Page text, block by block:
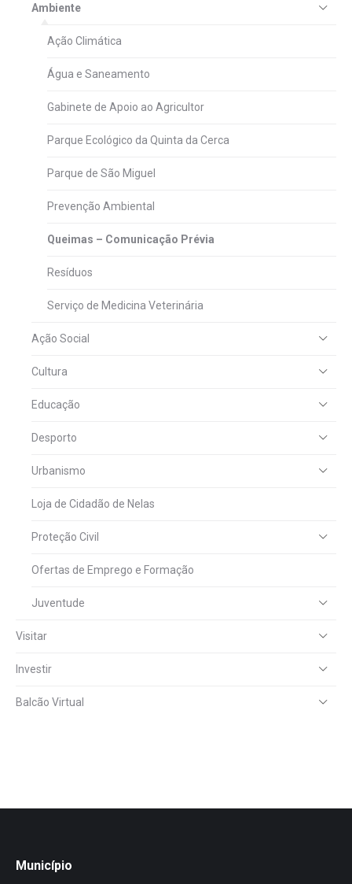
Ambiente
Ação Climática
Água e Saneamento
Gabinete de Apoio ao Agricultor
Parque Ecológico da Quinta da Cerca
Parque de São Miguel
Prevenção Ambiental
Queimas – Comunicação Prévia
Resíduos
Serviço de Medicina Veterinária
Ação Social
Cultura
Educação
Desporto
Urbanismo
Loja de Cidadão de Nelas
Proteção Civil
Ofertas de Emprego e Formação
Juventude
Visitar
Investir
Balcão Virtual
Município